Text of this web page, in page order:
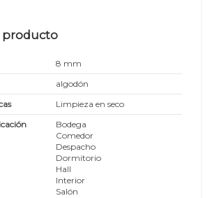
producto
8 mm
algodón
Limpieza en seco
Bodega
Comedor
Despacho
Dormitorio
Hall
Interior
Salón